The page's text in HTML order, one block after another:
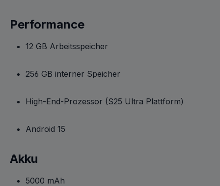
Performance
12 GB Arbeitsspeicher
256 GB interner Speicher
High-End-Prozessor (S25 Ultra Plattform)
Android 15
Akku
5000 mAh